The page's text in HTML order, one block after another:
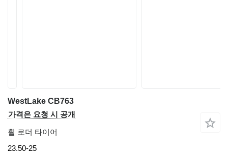
WestLake CB763
가격은 요청 시 공개
휠 로더 타이어
23.50-25